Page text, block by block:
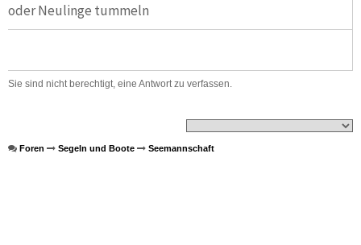
oder Neulinge tummeln
Sie sind nicht berechtigt, eine Antwort zu verfassen.
Foren Segeln und Boote Seemannschaft